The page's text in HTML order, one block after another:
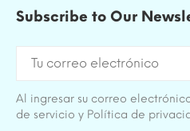
Subscribe to Our
Al ingresar su correo
de servicio y Política de